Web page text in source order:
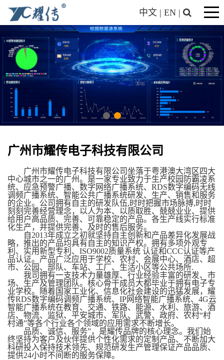
中文 | EN |
广州市耀传电子科技有限公司
广州市耀传电子科技有限公司坐落于粤港澳大湾区四大
中心城市之一的广州。是一家专业致力于生产校园防霸凌系
统、应急预警广播、数字网络广播系统、RDS数字编码无线
调频广播系统、智能公共广播系统研发、生产、销售和服务
的企业。公司拥有自主的研发队伍,时时把握市场脉搏,时时
刻刻完善经营理念，以人为本、以质取胜、兢兢业业、提供
给用户高品质、完善、可靠稳定的产品。各生产线实行标准
化生产，并提供完善、及时的售后服务。
自2013年成立之初就坚持自主创新和产品差异化发展战
略，推出的产品均具有自主的知识产权。拥有多项外观专
利、实用新型专利、ISO9002质量系统 认证和CCC认证等产
品认证。产品广泛应用于学校、农村、会展中心、酒店、超
市、公园、部队、车站、工厂、生活小区等公共场所.
我司拥有一支技术力量雄厚、行业经验丰富的研发、市
场、生产及管理团队。核心骨干成员大都毕业于拥有电子专
业学校。随着国家工业化、信息化社会建设的迅猛发展，耀
传RDS数字编码调频广播系统、IP网络智能广播系统、4G云
智能广播系统在教育、交通、铁路、能源、水利、旅游、酒
店、物流、监狱、平安城市、军队、武警、政府、农村“村
村通”等各个行业各个领域的应用需求不断增长。
品质、诚信、服务”，是耀传品牌的核心理念。我们始
终坚持为客户及伙伴提供个性化需求的定制产品、不断加大
科研投入保持技术领先、规范研发生产管理保证产品品质、
提供24小时不间断的服务保障。